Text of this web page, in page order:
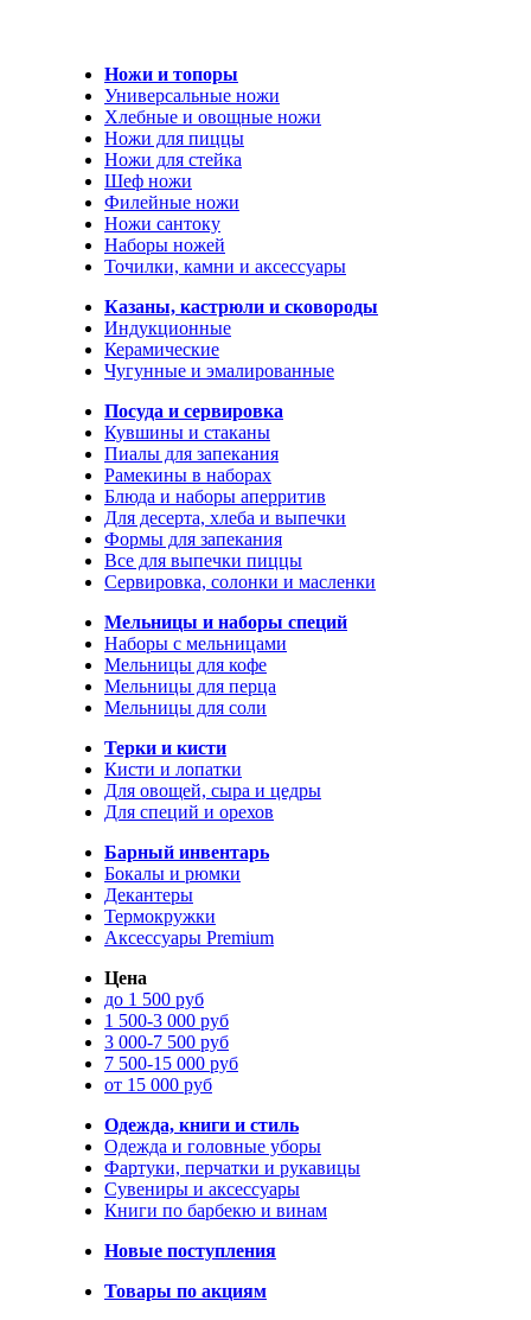
Ножи и топоры
Универсальные ножи
Хлебные и овощные ножи
Ножи для пиццы
Ножи для стейка
Шеф ножи
Филейные ножи
Ножи сантоку
Наборы ножей
Точилки, камни и аксессуары
Казаны, кастрюли и сковороды
Индукционные
Керамические
Чугунные и эмалированные
Посуда и сервировка
Кувшины и стаканы
Пиалы для запекания
Рамекины в наборах
Блюда и наборы аперритив
Для десерта, хлеба и выпечки
Формы для запекания
Все для выпечки пиццы
Сервировка, солонки и масленки
Мельницы и наборы специй
Наборы с мельницами
Мельницы для кофе
Мельницы для перца
Мельницы для соли
Терки и кисти
Кисти и лопатки
Для овощей, сыра и цедры
Для специй и орехов
Барный инвентарь
Бокалы и рюмки
Декантеры
Термокружки
Аксессуары Premium
Цена
до 1 500 руб
1 500-3 000 руб
3 000-7 500 руб
7 500-15 000 руб
от 15 000 руб
Одежда, книги и стиль
Одежда и головные уборы
Фартуки, перчатки и рукавицы
Сувениры и аксессуары
Книги по барбекю и винам
Новые поступления
Товары по акциям